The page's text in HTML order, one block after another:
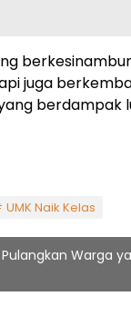
juga
berdampak
UMK Naik Kelas
Warga